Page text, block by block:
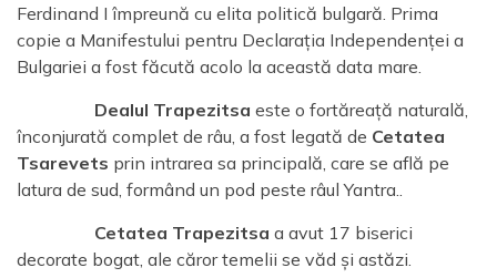
Ferdinand I împreună cu elita politică bulgară. Prima
copie a Manifestului pentru Declarația Independenței a
Bulgariei a fost făcută acolo la această data mare.
Dealul Trapezitsa este o fortăreață naturală,
înconjurată complet de râu, a fost legată de Cetatea
Tsarevets prin intrarea sa principală, care se află pe
latura de sud, formând un pod peste râul Yantra..
Cetatea Trapezitsa a avut 17 biserici
decorate bogat, ale căror temelii se văd și astăzi.